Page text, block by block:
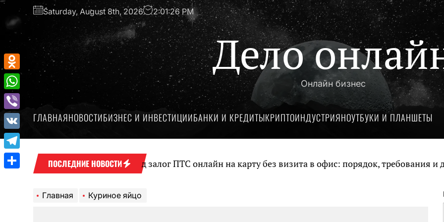
Перейти
содержимому
Saturday, August 8th, 2026 2:01:26 PM
Дело
Онлайн бизнес
ГЛАВНАЯНОВОСТИБИЗНЕС И ИНВЕСТИЦИИБАНКИ И КРЕДИТЫКРИПТОИНДУСТРИЯНОУТБУКИ И ПЛАНШЕТЫ
ПОСЛЕДНИЕ НОВОСТИ
Оформление займа под залог ПТС онлайн на карту без визита в офис: порядок, требования и
Главная Куриное яйцо
Odnoklassniki
WhatsApp
Viber
VK
Telegram
Отправить